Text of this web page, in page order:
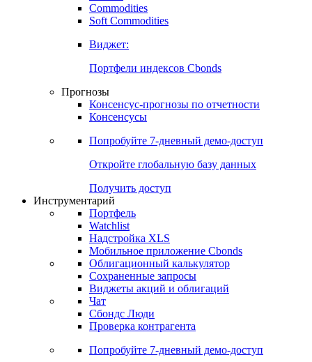
Commodities
Золото
Бензин
Soft Commodities
Виджет:
Портфели индексов Cbonds
Прогнозы
Консенсусы
Попробуйте7-дневный
Откройте глобальную базу данных
Получить доступ
Инструментарий
Портфель
Watchlist
Надстройка XLS
Мобильное приложение Cbonds
Облигационный калькулятор
Сохраненные запросы
Чат